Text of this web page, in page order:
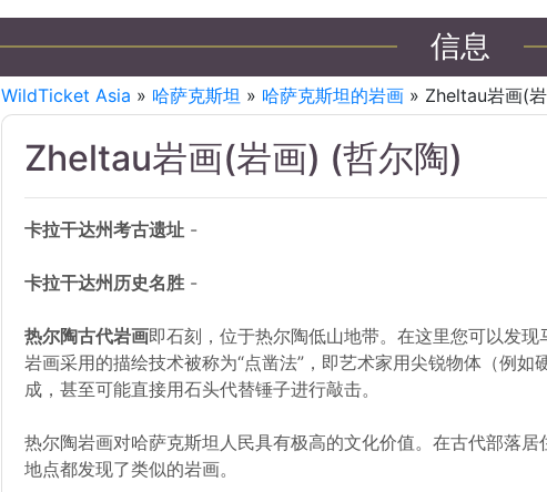
信息
WildTicket Asia » 哈萨克斯坦 » 哈萨克斯坦的岩画 » Zheltau岩画(
Zheltau岩画(岩画) (哲尔陶)
卡拉干达州考古遗址 -
卡拉干达州历史名胜-
热尔陶古代岩画即石刻，位于热尔陶低山地带。在这里您可以发
岩画采用的描绘技术被称为“点凿法”，即艺术家用尖锐物体（例
成，甚至可能直接用石头代替锤子进行敲击。
热尔陶岩画对哈萨克斯坦人民具有极高的文化价值。在古代部落
地点都发现了类似的岩画。